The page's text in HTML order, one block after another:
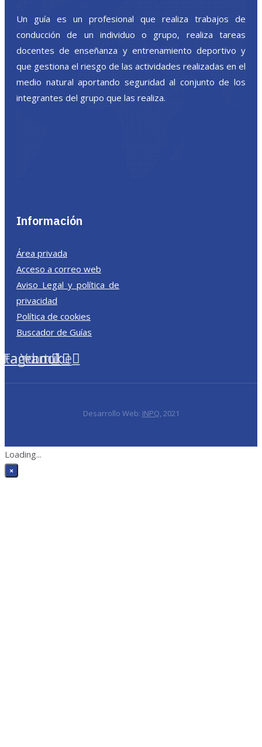
Un guía es un profesional que realiza trabajos de
conducción de un individuo o grupo, realiza tareas
docentes de enseñanza y entrenamiento deportivo y
que gestiona el riesgo de las actividades realizadas en el
medio natural aportando seguridad al conjunto de los
integrantes del grupo que las realiza.
Información
Área privada
Acceso a correo web
Aviso Legal y política de
privacidad
Política de cookies
Buscador de Guías
Facebook
Youtube
Desarrollo Web: INPQ, 2021
Loading...
×